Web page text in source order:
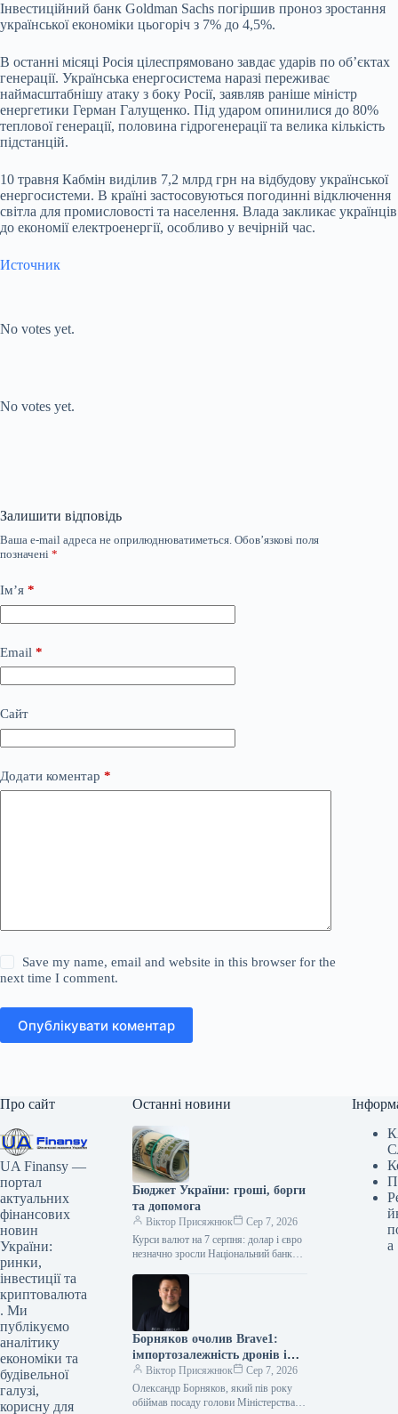
Інвестиційний банк Goldman Sachs погіршив проноз зростання
української економіки цьогоріч з 7% до 4,5%.
В останні місяці Росія цілеспрямовано завдає ударів по обʼєктах
генерації. Українська енергосистема наразі переживає
наймасштабнішу атаку з боку Росії, заявляв раніше міністр
енергетики Герман Галущенко. Під ударом опинилися до 80%
теплової генерації, половина гідрогенерації та велика кількість
підстанцій.
10 травня Кабмін виділив 7,2 млрд грн на відбудову української
енергосистеми. В країні застосовуються погодинні відключення
світла для промисловості та населення. Влада закликає українців
до економії електроенергії, особливо у вечірній час.
Источник
No votes yet.
No votes yet.
Залишити відповідь
Ваша e-mail адреса не оприлюднюватиметься. Обов’язкові поля
позначені *
Ім’я *
Email *
Сайт
Додати коментар *
Save my name, email and website in this browser for the
next time I comment.
Опублікувати коментар
Про сайт
UA Finansy —
портал
актуальних
фінансових
новин
України:
ринки,
інвестиції та
криптовалюта
. Ми
публікуємо
аналітику
економіки та
будівельної
галузі,
корисну для
Останні новини
Бюджет України: гроші, борги
та допомога
Віктор Присяжнюк
Сер 7, 2026
Курси валют на 7 серпня: долар і євро
незначно зросли Національний банк
валют на п’ятницю, 7…
Борняков очолив Brave1:
імпортозалежність дронів і
плани
Віктор Присяжнюк
Сер 7, 2026
Олександр Борняков, який пів року
обіймав посаду голови Міністерства
а